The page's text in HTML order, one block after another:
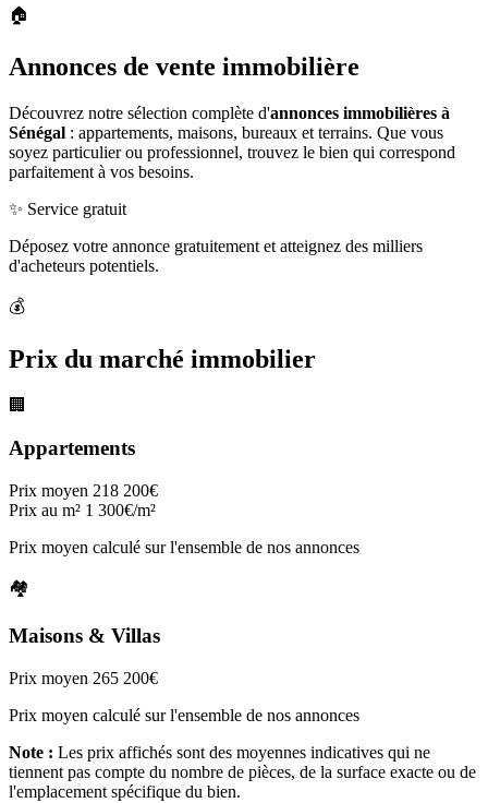
🏠
Annonces de vente immobilière
Découvrez notre sélection complète d'annonces immobilières à
Sénégal : appartements, maisons, bureaux et terrains. Que vous
soyez particulier ou professionnel, trouvez le bien qui correspond
parfaitement à vos besoins.
✨ Service gratuit
Déposez votre annonce gratuitement et atteignez des milliers
d'acheteurs potentiels.
💰
Prix du marché immobilier
🏢
Appartements
Prix moyen 218 200€
Prix au m² 1 300€/m²
Prix moyen calculé sur l'ensemble de nos annonces
🏘️
Maisons & Villas
Prix moyen 265 200€
Prix moyen calculé sur l'ensemble de nos annonces
Note : Les prix affichés sont des moyennes indicatives qui ne
tiennent pas compte du nombre de pièces, de la surface exacte ou de
l'emplacement spécifique du bien.